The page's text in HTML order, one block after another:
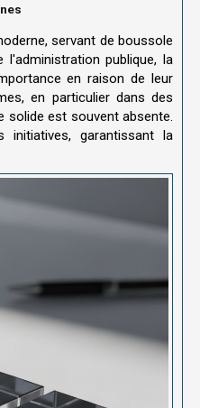
servant de boussole
publique, la
en raison de leur
en particulier dans des
est souvent absente.
garantissant la